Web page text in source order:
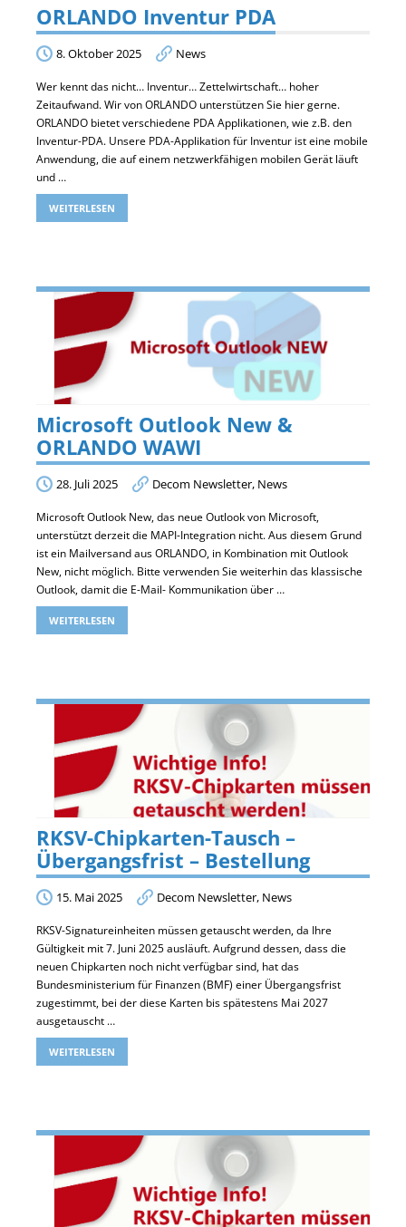
ORLANDO Inventur PDA
8. Oktober 2025 News
Wer kennt das nicht… Inventur… Zettelwirtschaft… hoher
Zeitaufwand. Wir von ORLANDO unterstützen Sie hier gerne.
ORLANDO bietet verschiedene PDA Applikationen, wie z.B. den
Inventur-PDA. Unsere PDA-Applikation für Inventur ist eine mobile
Anwendung, die auf einem netzwerkfähigen mobilen Gerät läuft
und …
WEITERLESEN
Microsoft Outlook New &
ORLANDO WAWI
28. Juli 2025 Decom Newsletter, News
Microsoft Outlook New, das neue Outlook von Microsoft,
unterstützt derzeit die MAPI-Integration nicht. Aus diesem Grund
ist ein Mailversand aus ORLANDO, in Kombination mit Outlook
New, nicht möglich. Bitte verwenden Sie weiterhin das klassische
Outlook, damit die E-Mail- Kommunikation über …
WEITERLESEN
RKSV-Chipkarten-Tausch –
Übergangsfrist – Bestellung
15. Mai 2025 Decom Newsletter, News
RKSV-Signatureinheiten müssen getauscht werden, da Ihre
Gültigkeit mit 7. Juni 2025 ausläuft. Aufgrund dessen, dass die
neuen Chipkarten noch nicht verfügbar sind, hat das
Bundesministerium für Finanzen (BMF) einer Übergangsfrist
zugestimmt, bei der diese Karten bis spätestens Mai 2027
ausgetauscht …
WEITERLESEN